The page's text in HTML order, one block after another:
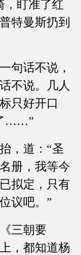
，盯准了红
特曼斯扔到
话不说，
不说。几人
只好开口
……”
，道：“圣
册，我等今
拟定，只有
议吧。”
三朝要
，都知道杨